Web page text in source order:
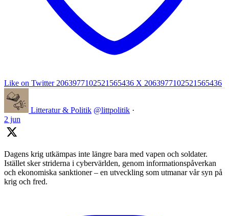
Like on Twitter 2063977102521565436 X 2063977102521565436
Litteratur & Politik @littpolitik ·
2 jun
Dagens krig utkämpas inte längre bara med vapen och soldater.
Istället sker striderna i cybervärlden, genom informationspåverkan
och ekonomiska sanktioner – en utveckling som utmanar vår syn på
krig och fred.